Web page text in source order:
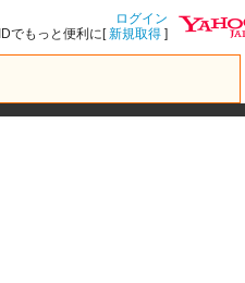
ログイン
IDでもっと便利に[新規取得 ]